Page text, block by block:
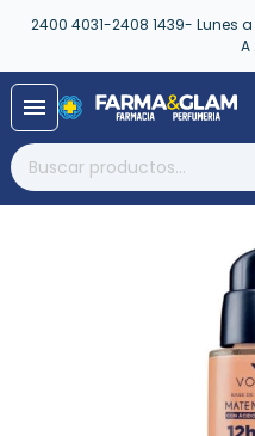
2400 4031-2408 1439- Lunes
A
menu